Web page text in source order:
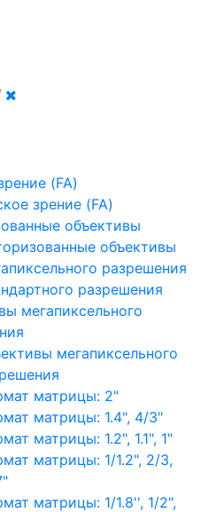
(FA)
зрение (FA)
объективы
объективы
разрешения
разрешения
мегапиксельного
мегапиксельного
матрицы: 2"
матрицы: 1.4", 4/3"
матрицы: 1.2", 1.1", 1"
матрицы: 1/1.2", 2/3,
матрицы: 1/1.8'', 1/2",